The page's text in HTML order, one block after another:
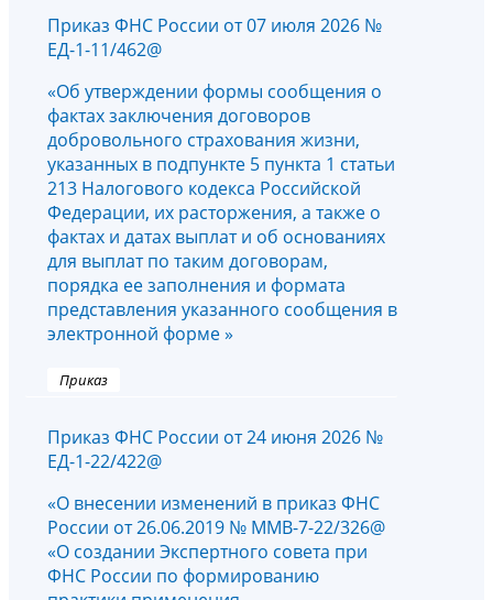
Приказ ФНС России от 07 июля 2026 №
ЕД-1-11/462@
«Об утверждении формы сообщения о
фактах заключения договоров
добровольного страхования жизни,
указанных в подпункте 5 пункта 1 статьи
213 Налогового кодекса Российской
Федерации, их расторжения, а также о
фактах и датах выплат и об основаниях
для выплат по таким договорам,
порядка ее заполнения и формата
представления указанного сообщения в
электронной форме »
Приказ
Приказ ФНС России от 24 июня 2026 №
ЕД-1-22/422@
«О внесении изменений в приказ ФНС
России от 26.06.2019 № ММВ-7-22/326@
«О создании Экспертного совета при
ФНС России по формированию